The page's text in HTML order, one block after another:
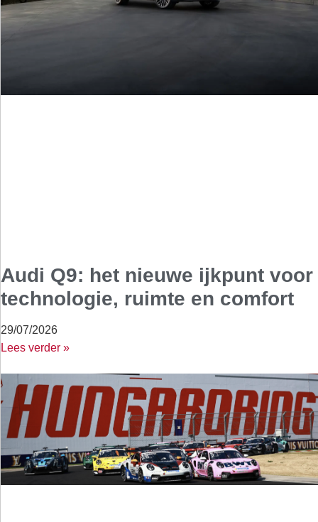
Audi Q9: het nieuwe ijkpunt voor
technologie, ruimte en comfort
29/07/2026
Lees verder »